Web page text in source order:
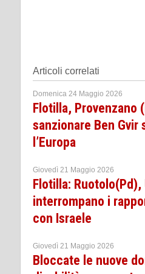
Articoli correlati
Domenica 24 Maggio 2026
Flotilla, Provenzano
sanzionare Ben Gvir
l’Europa
Giovedì 21 Maggio 2026
Flotilla: Ruotolo(Pd),
interrompano i
con Israele
Giovedì 21 Maggio 2026
Bloccate le nuove